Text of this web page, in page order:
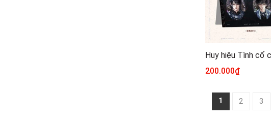
Huy hiệu Tình cổ
200.000₫
1 2 3